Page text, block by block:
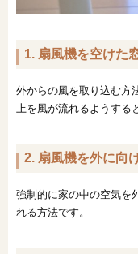
1. 扇風機を空けた
外からの風を取り込む方
上を風が流れるようする
2. 扇風機を外に向
強制的に家の中の空気を
れる方法です。